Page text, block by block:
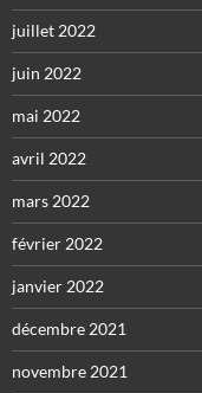
juillet 2022
juin 2022
mai 2022
avril 2022
mars 2022
février 2022
janvier 2022
décembre 2021
novembre 2021